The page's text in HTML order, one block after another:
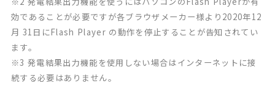
効であることが必要ですが各ブラウザメーカー様より2020年12
月 31日にFlash Player の動作を停止することが告知されてい
ます。
※3 発電結果出力機能を使用しない場合はインターネットに接
続する必要はありません。